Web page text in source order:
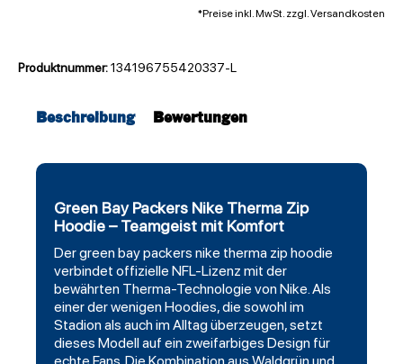
*Preise inkl. MwSt. zzgl. Versandkosten
Produktnummer:134196755420337-L
Beschreibung Bewertungen
Green Bay Packers Nike Therma Zip
Hoodie – Teamgeist mit Komfort
Dergreen bay packers nike therma zip hoodie
verbindet offizielle NFL-Lizenz mit der
bewährten Therma-Technologie von Nike. Als
einer der wenigen Hoodies, die sowohl im
Stadion als auch im Alltag überzeugen, setzt
dieses Modell auf ein zweifarbiges Design für